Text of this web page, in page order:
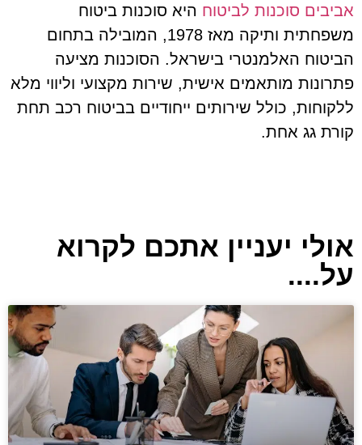
אביבים סוכנות לביטוח היא סוכנות ביטוח
משפחתית ותיקה מאז 1978, המובילה בתחום
הביטוח האלמנטרי בישראל. הסוכנות מציעה
פתרונות מותאמים אישית, שירות מקצועי וליווי מלא
ללקוחות, כולל שירותים ייחודיים בביטוח רכב תחת
קורת גג אחת.
אולי יעניין אתכם לקרוא
על....